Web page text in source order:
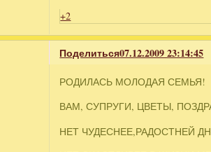
+2
Поделиться07.12.2009 23:14:45
РОДИЛАСЬ МОЛОДАЯ СЕМЬЯ!
ВАМ, СУПРУГИ, ЦВЕТЫ,
НЕТ ЧУДЕСНЕЕ,РАДОСТНЕЙ